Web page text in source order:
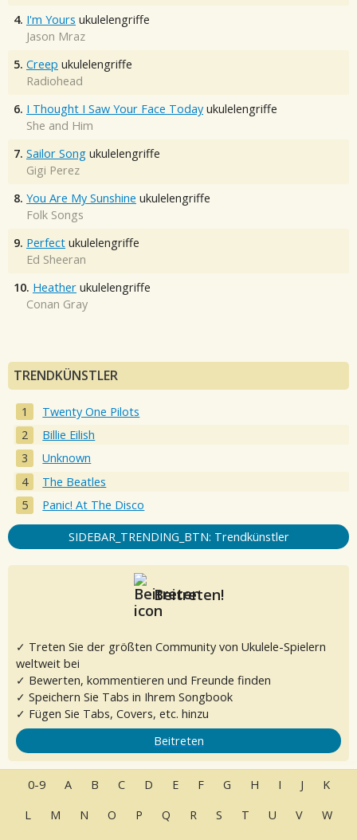
4. I'm Yours ukulelengriffe
Jason Mraz
5. Creep ukulelengriffe
Radiohead
6. I Thought I Saw Your Face Today ukulelengriffe
She and Him
7. Sailor Song ukulelengriffe
Gigi Perez
8. You Are My Sunshine ukulelengriffe
Folk Songs
9. Perfect ukulelengriffe
Ed Sheeran
10. Heather ukulelengriffe
Conan Gray
TRENDKÜNSTLER
Twenty One Pilots
Billie Eilish
Unknown
The Beatles
Panic! At The Disco
SIDEBAR_TRENDING_BTN: Trendkünstler
Beitreten!
✓ Treten Sie der größten Community von Ukulele-Spielern
weltweit bei
✓ Bewerten, kommentieren und Freunde finden
✓ Speichern Sie Tabs in Ihrem Songbook
✓ Fügen Sie Tabs, Covers, etc. hinzu
Beitreten
0-9 A B C D E F G H I J
K
L
M N O P Q R S T U V
W